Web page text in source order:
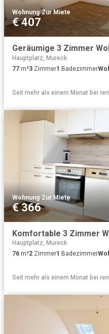
Wohnung·Zur Miete
€ 407
Hauptplatz, Mureck
77 m²3 Zimmer1 Badezimmer
Seit mehr als einem Monat bei
Wohnung·Zur Miete
€ 366
Hauptplatz, Mureck
76 m²2 Zimmer1 Badezimmer
Seit mehr als einem Monat bei